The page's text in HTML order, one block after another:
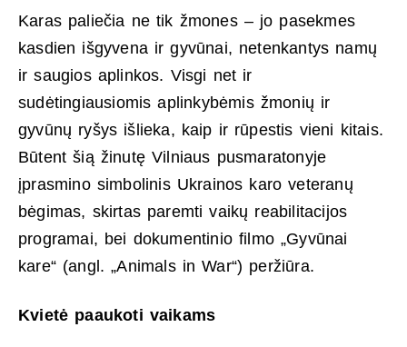
Karas paliečia ne tik žmones – jo pasekmes
kasdien išgyvena ir gyvūnai, netenkantys namų
ir saugios aplinkos. Visgi net ir
sudėtingiausiomis aplinkybėmis žmonių ir
gyvūnų ryšys išlieka, kaip ir rūpestis vieni kitais.
Būtent šią žinutę Vilniaus pusmaratonyje
įprasmino simbolinis Ukrainos karo veteranų
bėgimas, skirtas paremti vaikų reabilitacijos
programai, bei dokumentinio filmo „Gyvūnai
kare“ (angl. „Animals in War“) peržiūra.
Kvietė paaukoti vaikams